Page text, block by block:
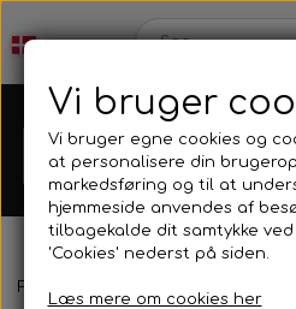
Forside
Vi bruger
Vi bruger egne cookies og
at personalisere din
markedsføring og til at
hjemmeside anvendes af
tilbagekalde dit samtykke
'Cookies' nederst på siden.
Læs mere om cookies her